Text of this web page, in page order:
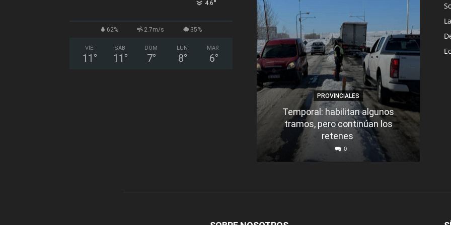
4.6°
62% 2.7m/s 35%
VIE
11 °
SÁB
11 °
DOM
7°
LUN
8°
MAR
6°
PROVINCIALES
Temporal: habilitan algunos
tramos, pero continúan los
retenes
0